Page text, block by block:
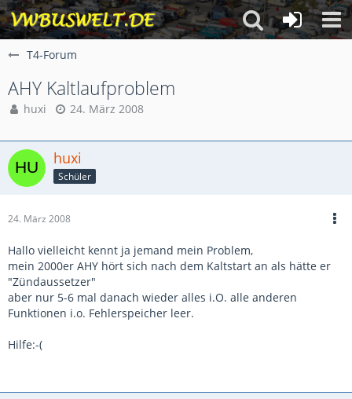
T4-Forum
AHY Kaltlaufproblem
huxi 24. März 2008
huxi
Schüler
24. März 2008
Hallo vielleicht kennt ja jemand mein Problem,
mein 2000er AHY hört sich nach dem Kaltstart an als hätte er
"Zündaussetzer"
aber nur 5-6 mal danach wieder alles i.O. alle anderen
Funktionen i.o. Fehlerspeicher leer.
Hilfe:-(